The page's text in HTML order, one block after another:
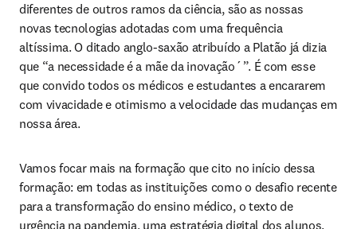
diferentes de outros ramos da ciência, são as nossas
novas tecnologias adotadas com uma frequência
altíssima. O ditado anglo-saxão atribuído a Platão já dizia
que “a necessidade é a mãe da inovação´”. É com esse
que convido todos os médicos e estudantes a encararem
com vivacidade e otimismo a velocidade das mudanças em
nossa área.
Vamos focar mais na formação que cito no início dessa
formação: em todas as instituições como o desafio recente
para a transformação do ensino médico, o texto de
urgência na pandemia, uma estratégia digital dos alunos.